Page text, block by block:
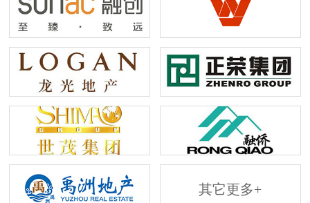
其它更多+